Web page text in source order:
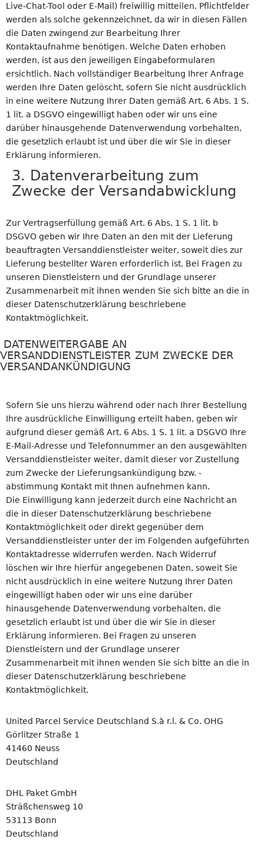
Live-Chat-Tool oder E-Mail) freiwillig mitteilen. Pflichtfelder
werden als solche gekennzeichnet, da wir in diesen Fällen
die Daten zwingend zur Bearbeitung Ihrer
Kontaktaufnahme benötigen. Welche Daten erhoben
werden, ist aus den jeweiligen Eingabeformularen
ersichtlich. Nach vollständiger Bearbeitung Ihrer Anfrage
werden Ihre Daten gelöscht, sofern Sie nicht ausdrücklich
in eine weitere Nutzung Ihrer Daten gemäß Art. 6 Abs. 1 S.
1 lit. a DSGVO eingewilligt haben oder wir uns eine
darüber hinausgehende Datenverwendung vorbehalten,
die gesetzlich erlaubt ist und über die wir Sie in dieser
Erklärung informieren.
3. Datenverarbeitung zum
Zwecke der Versandabwicklung
Zur Vertragserfüllung gemäß Art. 6 Abs. 1 S. 1 lit. b
DSGVO geben wir Ihre Daten an den mit der Lieferung
beauftragten Versanddienstleister weiter, soweit dies zur
Lieferung bestellter Waren erforderlich ist. Bei Fragen zu
unseren Dienstleistern und der Grundlage unserer
Zusammenarbeit mit ihnen wenden Sie sich bitte an die in
dieser Datenschutzerklärung beschriebene
Kontaktmöglichkeit.
DATENWEITERGABE AN
VERSANDDIENSTLEISTER ZUM ZWECKE DER
VERSANDANKÜNDIGUNG
Sofern Sie uns hierzu während oder nach Ihrer Bestellung
Ihre ausdrückliche Einwilligung erteilt haben, geben wir
aufgrund dieser gemäß Art. 6 Abs. 1 S. 1 lit. a DSGVO Ihre
E-Mail-Adresse und Telefonnummer an den ausgewählten
Versanddienstleister weiter, damit dieser vor Zustellung
zum Zwecke der Lieferungsankündigung bzw. -
abstimmung Kontakt mit Ihnen aufnehmen kann.
Die Einwilligung kann jederzeit durch eine Nachricht an
die in dieser Datenschutzerklärung beschriebene
Kontaktmöglichkeit oder direkt gegenüber dem
Versanddienstleister unter der im Folgenden aufgeführten
Kontaktadresse widerrufen werden. Nach Widerruf
löschen wir Ihre hierfür angegebenen Daten, soweit Sie
nicht ausdrücklich in eine weitere Nutzung Ihrer Daten
eingewilligt haben oder wir uns eine darüber
hinausgehende Datenverwendung vorbehalten, die
gesetzlich erlaubt ist und über die wir Sie in dieser
Erklärung informieren. Bei Fragen zu unseren
Dienstleistern und der Grundlage unserer
Zusammenarbeit mit ihnen wenden Sie sich bitte an die in
dieser Datenschutzerklärung beschriebene
Kontaktmöglichkeit.
United Parcel Service Deutschland S.à r.l. & Co. OHG
Görlitzer Straße 1
41460 Neuss
Deutschland
DHL Paket GmbH
Sträßchensweg 10
53113 Bonn
Deutschland